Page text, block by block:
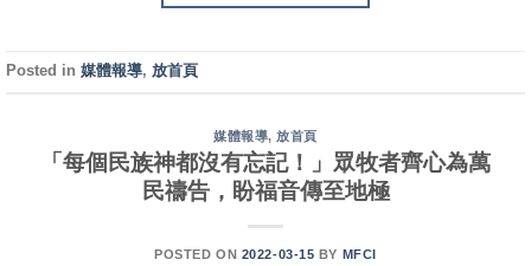
Posted in 媒體報導, 放首頁
媒體報導,放首頁
「每個民族神都沒有忘記！」眾牧者齊心為萬
民禱告，盼福音傳至地極
POSTED ON 2022-03-15 BY MFCI